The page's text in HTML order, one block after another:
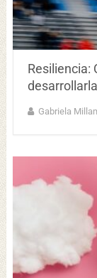
Resiliencia:
Gabriela